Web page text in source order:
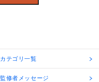
カテゴリ一覧
監修者メッセージ